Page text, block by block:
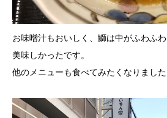
お味噌汁もおいしく、鰤は中がふわふ
美味しかったです。
他のメニューも食べてみたくなりました